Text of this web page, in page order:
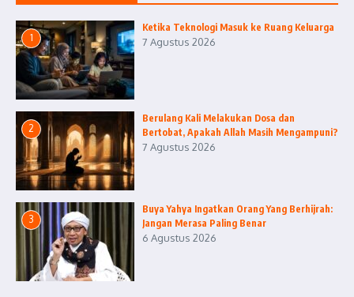
1
Ketika Teknologi Masuk ke Ruang Keluarga
7 Agustus 2026
2
Berulang Kali Melakukan Dosa dan
Bertobat, Apakah Allah Masih Mengampuni?
7 Agustus 2026
3
Buya Yahya Ingatkan Orang Yang Berhijrah:
Jangan Merasa Paling Benar
6 Agustus 2026